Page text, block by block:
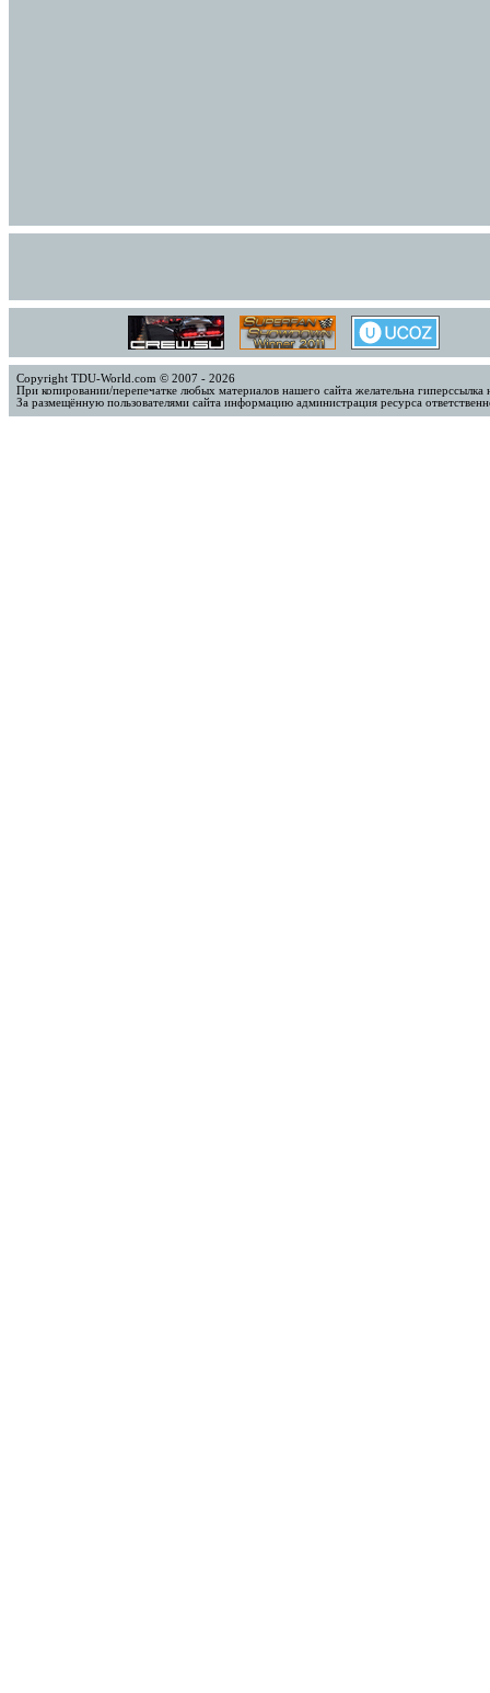
Copyright TDU-World.com © 2007 - 2026
При копировании/перепечатке любых материалов нашего сайта желательна
За размещённую пользователями сайта информацию администрация ресурса